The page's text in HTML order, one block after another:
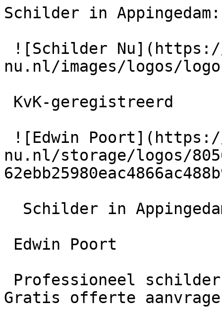
Schilder in
nu.nl/images/logos/
nu.nl/storage/logos/
Gratis offerte